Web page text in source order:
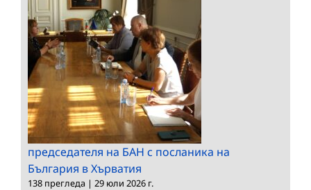
председателя на БАН с посланика на
България в Хърватия
138 прегледа | 29 юли 2026 г.